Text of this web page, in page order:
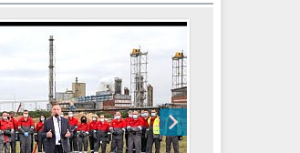
oczach mamy strach
DRONE FOOTAGE
Miasta Włocławek VIII
09.06.2020 r.